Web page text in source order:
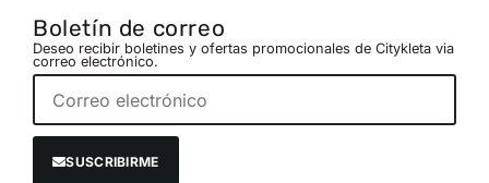
Boletín de correo
Deseo recibir boletines y ofertas promocionales de Citykleta via
correo electrónico.
SUSCRIBIRME